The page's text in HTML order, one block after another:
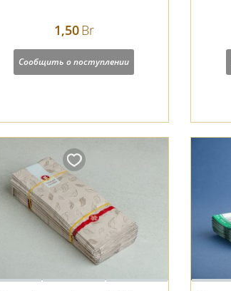
1,50Br
Сообщить о поступлении